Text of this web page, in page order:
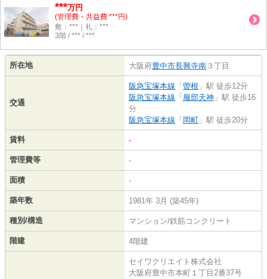
***万円
(管理費・共益費 ***円)
敷：***｜礼：***
3階 / *** / ***
所在地 大阪府豊中市長興寺南 ３丁目
交通
阪急宝塚本線 「 曽根 」駅 徒歩12分
阪急宝塚本線 「 服部天神 」駅 徒歩16
分
阪急宝塚本線 「 岡町 」駅 徒歩20分
賃料 -
管理費等 -
面積 -
築年数 1981年 3月 (築45年)
種別/構造 マンション/鉄筋コンクリート
階建 4階建
セイワクリエイト株式会社
大阪府豊中市本町１丁目2番37号